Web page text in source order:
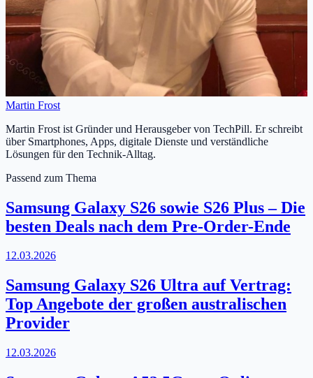
Martin Frost
Martin Frost ist Gründer und Herausgeber von TechPill. Er schreibt
über Smartphones, Apps, digitale Dienste und verständliche
Lösungen für den Technik-Alltag.
Passend zum Thema
Samsung Galaxy S26 sowie S26 Plus – Die
besten Deals nach dem Pre-Order-Ende
12.03.2026
Samsung Galaxy S26 Ultra auf Vertrag:
Top Angebote der großen australischen
Provider
12.03.2026